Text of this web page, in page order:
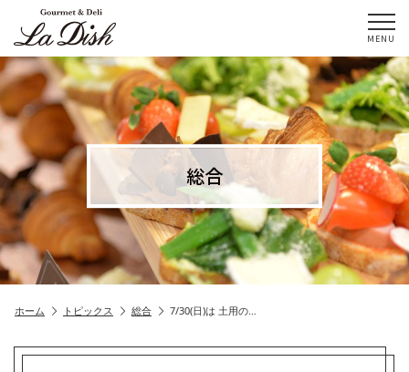
MENU
総合
ホーム トピックス 総合 7/30(日)は 土用の…